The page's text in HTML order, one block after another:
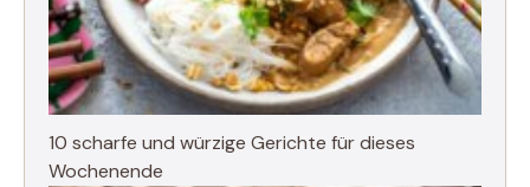
10 scharfe und würzige Gerichte für dieses
Wochenende